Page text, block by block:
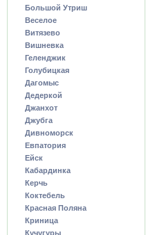
Большой Утриш
Веселое
Витязево
Вишневка
Геленджик
Голубицкая
Дагомыс
Дедеркой
Джанхот
Джубга
Дивноморск
Евпатория
Ейск
Кабардинка
Керчь
Коктебель
Красная Поляна
Криница
Кучугуры